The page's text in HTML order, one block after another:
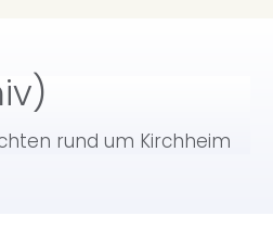
rund um Kirchheim